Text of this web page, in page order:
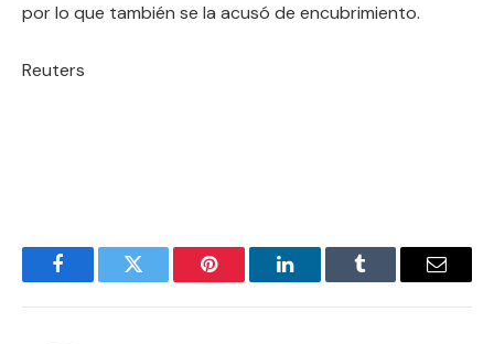
por lo que también se la acusó de encubrimiento.
Reuters
FacebookTwitter Pinterest LinkedInTumblr Email